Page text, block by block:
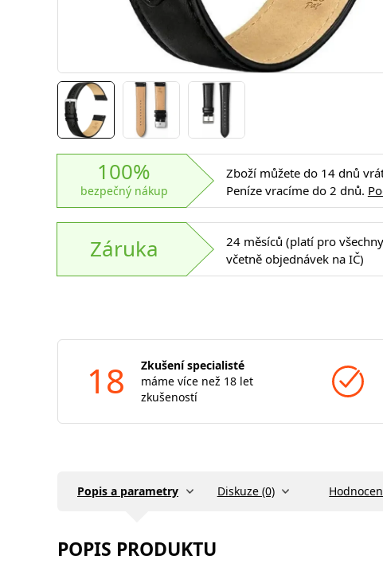
100%
bezpečný nákup
Zboží můžete do 14 dnů
Peníze vracíme do 2 dnů.
Záruka
24 měsíců (platí pro
včetně objednávek na IČ)
18
Zkušení specialisté
máme více než 18 let
zkušeností
Popis a parametry Diskuze (0)
POPIS PRODUKTU